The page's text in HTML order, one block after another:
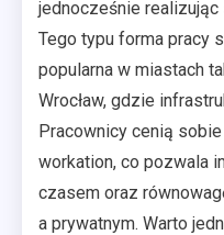
jednocześnie
Tego typu forma pracy
popularna w miastach
Wrocław, gdzie
Pracownicy cenią
workation, co pozwala
czasem oraz
a prywatnym. Warto